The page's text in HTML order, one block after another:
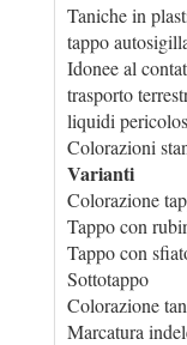
Taniche in
tappo
Idonee al
trasporto
liquidi
Colorazioni
Varianti
Colorazione
Tappo con
Tappo con
Sottotappo
Colorazione
Marcatura